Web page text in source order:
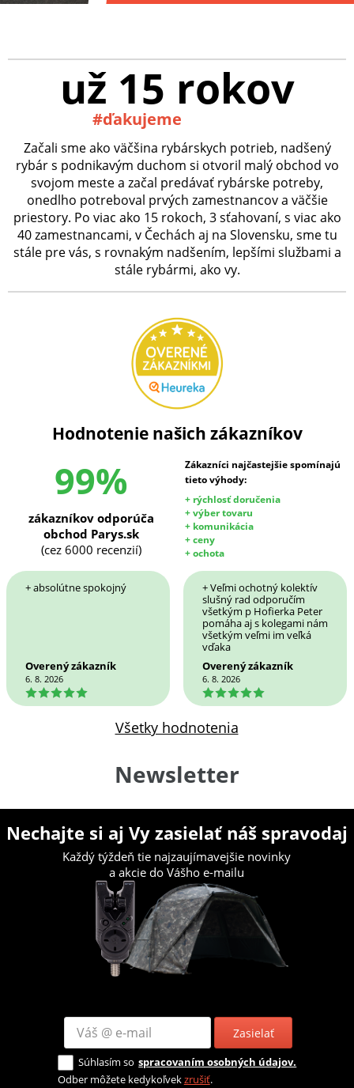
už 15 rokov
#ďakujeme
Začali sme ako väčšina rybárskych potrieb, nadšený
rybár s podnikavým duchom si otvoril malý obchod vo
svojom meste a začal predávať rybárske potreby,
onedlho potreboval prvých zamestnancov a väčšie
priestory. Po viac ako 15 rokoch, 3 sťahovaní, s viac ako
40 zamestnancami, v Čechách aj na Slovensku, sme tu
stále pre vás, s rovnakým nadšením, lepšími službami a
stále rybármi, ako vy.
Hodnotenie našich zákazníkov
99%
Zákazníci najčastejšie spomínajú
tieto výhody:
+ rýchlosť doručenia
+ výber tovaru
+ komunikácia
+ ceny
+ ochota
zákazníkov odporúča
obchod Parys.sk
(cez 6000 recenzií)
+ absolútne spokojný
Overený zákazník
6. 8. 2026
5
+ Veľmi ochotný kolektív
slušný rad odporučím
všetkým p Hofierka Peter
pomáha aj s kolegami nám
všetkým veľmi im veľká
vďaka
Overený zákazník
6. 8. 2026
5
Všetky hodnotenia
Newsletter
Nechajte si aj Vy zasielať náš spravodaj
Každý týždeň tie najzaujímavejšie novinky
a akcie do Vášho e-mailu
Zasielať
Súhlasím so spracovaním osobných údajov.
Odber môžete kedykoľvekzrušiť.